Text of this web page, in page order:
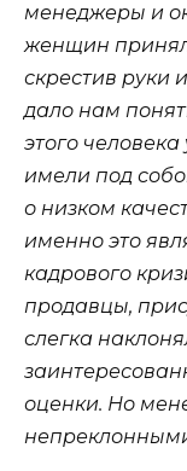
менеджеры и
женщин
скрестив руки
дало нам
этого
имели под
о низком
именно это
кадрового
продавцы,
слегка
оценки. Но